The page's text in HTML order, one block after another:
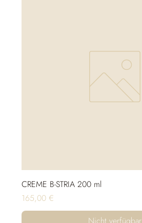
CREME B-STRIA 200 ml
Preis
165,00 €
Nicht verfügbar